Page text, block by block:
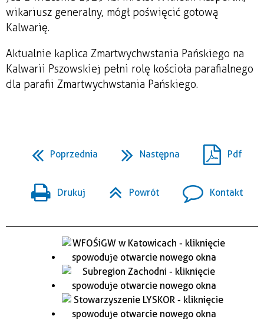
wikariusz generalny, mógł poświęcić gotową
Kalwarię.
Aktualnie kaplica Zmartwychwstania Pańskiego na
Kalwarii Pszowskiej pełni rolę kościoła parafialnego
dla parafii Zmartwychwstania Pańskiego.
Poprzednia Następna Pdf
Drukuj Powrót Kontakt